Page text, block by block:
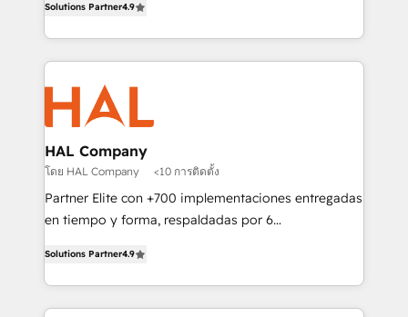
Website design Let’s turn your CRM into your growth
engine!
sales processes to generate growth. Our offer spans
from Strategy to Operations. We specialize in CRM
onboarding and implementation, web design, sales
& marketing automation, and digital marketing. With
extensive experience working with tech companies
and manufacturers since 2002, we are committed to
empowering our clients and developing their
autonomy. Get to grips with HubSpot through
guided implementation and seamless integration of
the CRM platform into your digital ecosystem. Would
marketing strategy? We'll provide support tailored
to your needs and sales objectives. With 125+
Solutions Partner4.9
HAL Company
โดย HAL Company <10 การติดตั้ง
Partner Elite con +700 implementaciones entregadas
en tiempo y forma, respaldadas por 6
Certified Trainers avalados por HubSpot Academy.
Acompañamos a las empresas en cada etapa de su
crecimiento integrando estrategia, tecnología y
Solutions Partner4.9